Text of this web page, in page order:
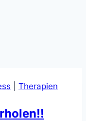
Therapien